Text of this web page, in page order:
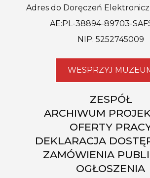
Adres do Doręczeń
AE:PL-38894-89703-
NIP: 5252745009
WESPRZYJ
ZESPÓŁ
ARCHIWUM
OFERTY
DEKLARACJA
ZAMÓWIENIA
OGŁOSZENIA